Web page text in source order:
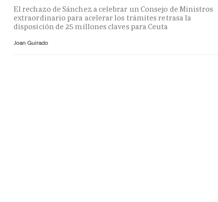
El rechazo de Sánchez a celebrar un Consejo de Ministros
extraordinario para acelerar los trámites retrasa la
disposición de 25 millones claves para Ceuta
Joan Guirado